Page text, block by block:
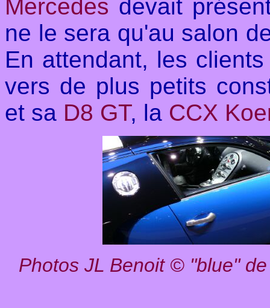
Mercedes devait
ne le sera qu'au salon
En attendant, les
vers de plus petits
et sa D8 GT, la CCX
Photos JL Benoit © "blue"